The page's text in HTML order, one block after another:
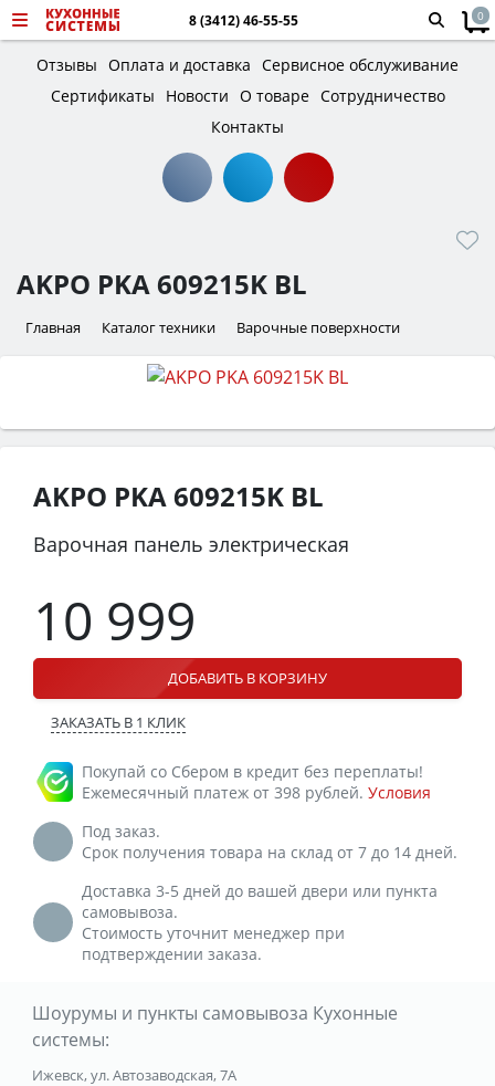
8 (3412) 46-55-55 0
Отзывы Оплата и доставка Сервисное обслуживание
Сертификаты
Новости О товаре Сотрудничество
Контакты
AKPO PKA 609215K BL
Главная Каталог техники Варочные поверхности
AKPO PKA 609215K BL
Варочная панель электрическая
10 999
ДОБАВИТЬ В КОРЗИНУ
ЗАКАЗАТЬ В 1 КЛИК
Покупай со Сбером в кредит без переплаты!
Ежемесячный платеж от 398 рублей. Условия
Под заказ.
Срок получения товара на склад от 7 до 14 дней.
Доставка 3-5 дней до вашей двери или пункта
самовывоза.
Стоимость уточнит менеджер при
подтверждении заказа.
Шоурумы и пункты самовывоза Кухонные
системы:
Ижевск, ул. Автозаводская, 7А